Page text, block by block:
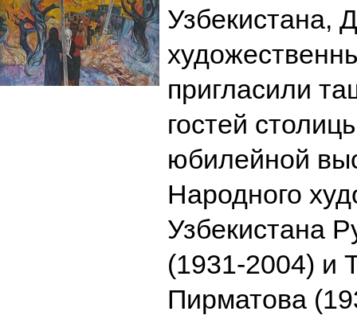
Узбекистана,
пригласили
гостей
юбилейной
Народного
Узбекистана
(1931-2004) и
Пирматова